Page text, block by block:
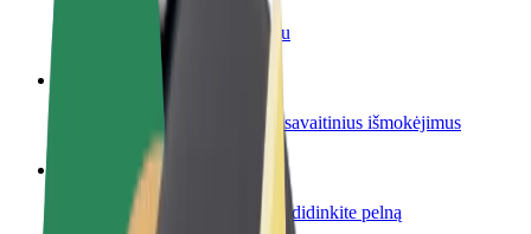
Tapkite vairuotoju (-a)
Užsidirbkite jums patogiu metu
Tapkite kurjeriu (-e)
Pristatinėkite maistą ir gaukite savaitinius išmokėjimus
Pridėti restoraną ar parduotuvę
Pritraukite daugiau klientų ir padidinkite pelną